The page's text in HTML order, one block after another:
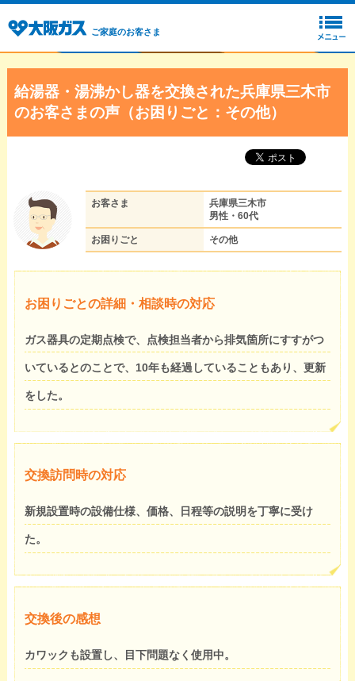
ご家庭のお客さま
給湯器・湯沸かし器を交換された兵庫県三木市
のお客さまの声（お困りごと：その他）
お客さま
兵庫県三木市
男性・60代
お困りごと その他
お困りごとの詳細・相談時の対応
ガス器具の定期点検で、点検担当者から排気箇所にすすがつ
いているとのことで、10年も経過していることもあり、更新
をした。
交換訪問時の対応
新規設置時の設備仕様、価格、日程等の説明を丁寧に受け
た。
交換後の感想
カワックも設置し、目下問題なく使用中。